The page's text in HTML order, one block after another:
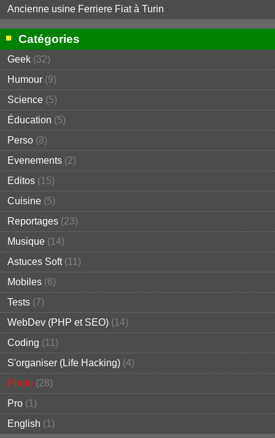
Ancienne usine Ferriere Fiat à Turin
Catégories
Geek (32)
Humour (9)
Science (5)
Éducation (5)
Perso (8)
Evenements (2)
Editos (15)
Cuisine (5)
Reportages (23)
Musique (14)
Astuces Soft(11)
Mobiles (6)
Tests (7)
WebDev (PHP et SEO) (14)
Coding (11)
S'organiser (Life Hacking) (4)
Photo (28)
Pro (1)
English (1)